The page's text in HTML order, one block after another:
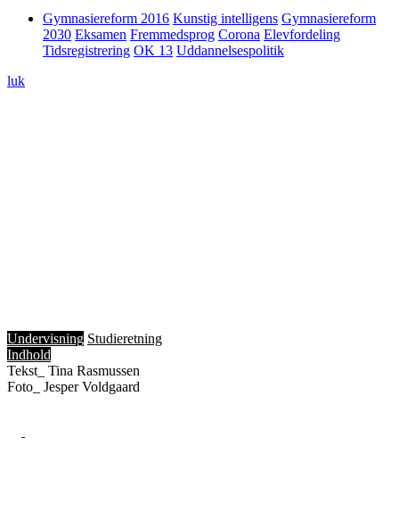
Gymnasiereform 2016 Kunstig intelligens Gymnasiereform
2030 Eksamen Fremmedsprog Corona Elevfordeling
Tidsregistrering OK 13 Uddannelsespolitik
luk
Undervisning Studieretning
Indhold
Tekst_ Tina Rasmussen
Foto_ Jesper Voldgaard